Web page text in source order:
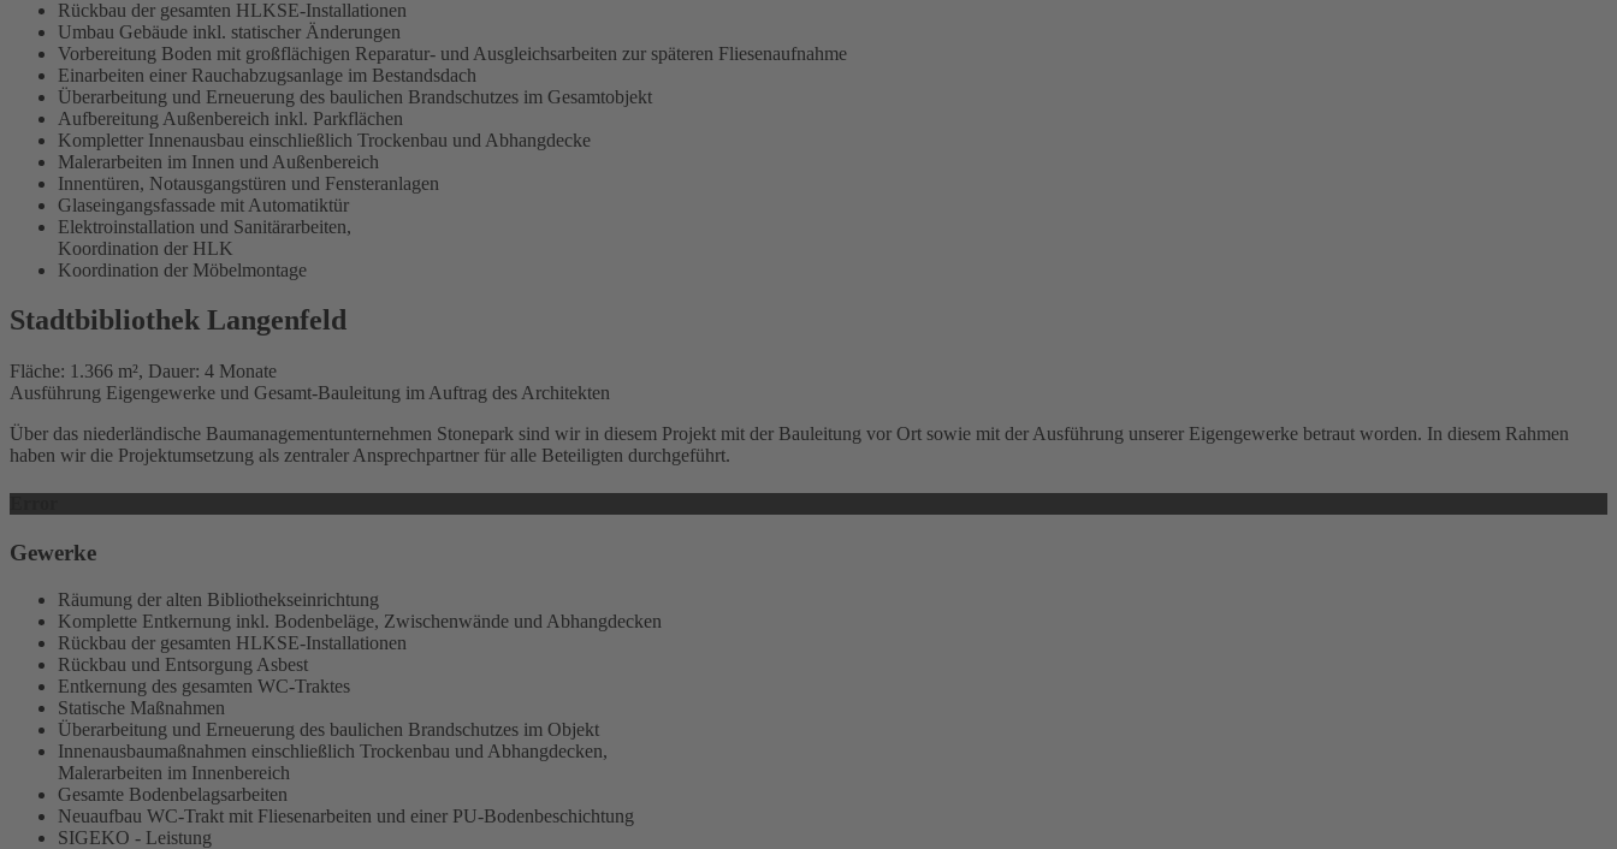
Rückbau der gesamten HLKSE-Installationen
Umbau Gebäude inkl. statischer Änderungen
Vorbereitung Boden mit großflächigen Reparatur- und Ausgleichsarbeiten zur späteren Fliesenaufnahme
Einarbeiten einer Rauchabzugsanlage im Bestandsdach
Überarbeitung und Erneuerung des baulichen Brandschutzes im Gesamtobjekt
Aufbereitung Außenbereich inkl. Parkflächen
Kompletter Innenausbau einschließlich Trockenbau und Abhangdecke
Malerarbeiten im Innen und Außenbereich
Innentüren, Notausgangstüren und Fensteranlagen
Glaseingangsfassade mit Automatiktür
Elektroinstallation und Sanitärarbeiten,
Koordination der HLK
Koordination der Möbelmontage
Stadtbibliothek Langenfeld
Fläche: 1.366 m², Dauer: 4 Monate
Ausführung Eigengewerke und Gesamt-Bauleitung im Auftrag des Architekten
Über das niederländische Baumanagementunternehmen Stonepark sind wir in diesem Projekt mit der Bauleitung vor Ort sowie mit der Ausführung unserer Eigengewerke betraut worden. In diesem Rahmen
haben wir die Projektumsetzung als zentraler Ansprechpartner für alle Beteiligten durchgeführt.
Gewerke
Räumung der alten Bibliothekseinrichtung
Komplette Entkernung inkl. Bodenbeläge, Zwischenwände und Abhangdecken
Rückbau der gesamten HLKSE-Installationen
Rückbau und Entsorgung Asbest
Entkernung des gesamten WC-Traktes
Statische Maßnahmen
Überarbeitung und Erneuerung des baulichen Brandschutzes im Objekt
Innenausbaumaßnahmen einschließlich Trockenbau und Abhangdecken,
Malerarbeiten im Innenbereich
Gesamte Bodenbelagsarbeiten
Neuaufbau WC-Trakt mit Fliesenarbeiten und einer PU-Bodenbeschichtung
SIGEKO - Leistung